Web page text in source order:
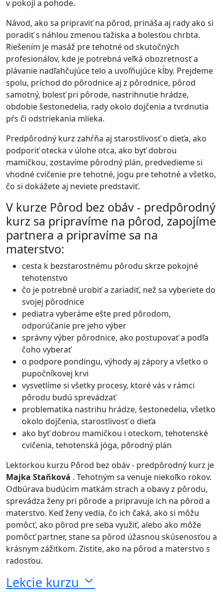
v pokoji a pohode.
Návod, ako sa pripraviť na pôrod, prináša aj rady ako si
poradiť s náhlou zmenou ťažiska a bolesťou chrbta.
Riešením je masáž pre tehotné od skutočných
profesionálov, kde je potrebná veľká obozretnosť a
plávanie nadľahčujúce telo a uvoľňujúce kĺby. Prejdeme
spolu, príchod do pôrodnice aj z pôrodnice, pôrod
samotný, bolesť pri pôrode, nastrihnutie hrádze,
obdobie šestonedelia, rady okolo dojčenia a tvrdnutia
pŕs či odstriekania mlieka.
Predpôrodný kurz zahŕňa aj starostlivosť o dieťa, ako
podporiť otecka v úlohe otca, ako byť dobrou
mamičkou, zostavíme pôrodný plán, predvedieme si
vhodné cvičenie pre tehotné, jogu pre tehotné a všetko,
čo si dokážete aj neviete predstaviť.
V kurze Pôrod bez obáv - predpôrodný
kurz sa pripravíme na pôrod, zapojíme
partnera a pripravíme sa na
materstvo:
cesta k bezstarostnému pôrodu skrze pokojné
tehotenstvo
čo je potrebné urobiť a zariadiť, než sa vyberiete do
svojej pôrodnice
pediatra vyberáme ešte pred pôrodom,
odporúčanie pre jeho výber
správny výber pôrodnice, ako postupovať a podľa
čoho vyberať
o podpore pondingu, výhody aj zápory a všetko o
pupočníkovej krvi
vysvetlíme si všetky procesy, ktoré vás v rámci
pôrodu budú sprevádzať
problematika nastrihu hrádze, šestonedelia, všetko
okolo dojčenia, starostlivosť o dieťa
ako byť dobrou mamičkou i oteckom, tehotenské
cvičenia, tehotenská jóga, pôrodný plán
Lektorkou kurzu Pôrod bez obáv - predpôrodný kurz je
Majka Staňková . Tehotným sa venuje niekoľko rokov.
Odbúrava budúcim matkám strach a obavy z pôrodu,
sprevádza ženy pri pôrode a pripravuje ich na pôrod a
materstvo. Keď ženy vedia, čo ich čaká, ako si môžu
pomôcť, ako pôrod pre seba využiť, alebo ako môže
pomôcť partner, stane sa pôrod úžasnou skúsenosťou a
krásnym zážitkom. Zistite, ako na pôrod a materstvo s
radosťou.
Lekcie kurzu